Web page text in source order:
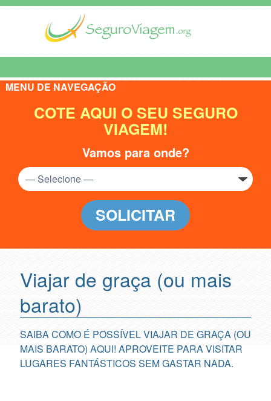
MENU DE NAVEGAÇÃO
COTE AQUI O SEU SEGURO
VIAGEM!
Vamos para onde?
SOLICITAR
Viajar de graça (ou mais
barato)
SAIBA COMO É POSSÍVEL VIAJAR DE GRAÇA (OU
MAIS BARATO) AQUI! APROVEITE PARA VISITAR
LUGARES FANTÁSTICOS SEM GASTAR NADA.